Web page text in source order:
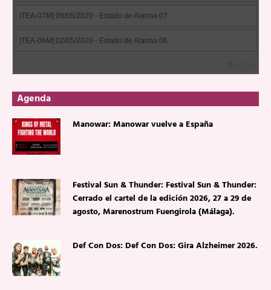
Agenda
Manowar: Manowar vuelve a España
Festival Sun & Thunder: Festival Sun & Thunder:
Cerrado el cartel de la edición 2026, 27 a 29 de
agosto, Marenostrum Fuengirola (Málaga).
Def Con Dos: Def Con Dos: Gira Alzheimer 2026.